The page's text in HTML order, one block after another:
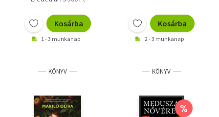
Kosárba
1 - 3 munkanap
Kosárba
2 - 3 munkanap
KÖNYV KÖNYV
%